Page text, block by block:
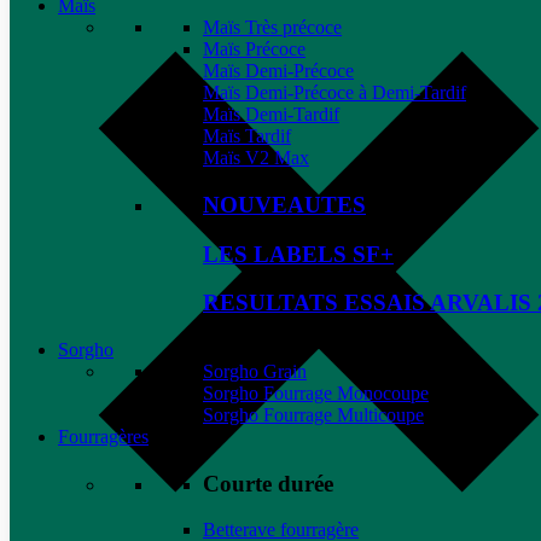
Maïs
Maïs Très précoce
Maïs Précoce
Maïs Demi-Précoce
Maïs Demi-Précoce à Demi-Tardif
Maïs Demi-Tardif
Maïs Tardif
Maïs V2 Max
NOUVEAUTES
LES LABELS SF+
RESULTATS ESSAIS ARVALIS
Sorgho
Sorgho Grain
Sorgho Fourrage Monocoupe
Sorgho Fourrage Multicoupe
Fourragères
Courte durée
Betterave fourragère